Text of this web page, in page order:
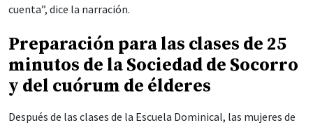
cuenta”, dice la narración.
Preparación para las clases de 25
minutos de la Sociedad de Socorro
y del cuórum de élderes
Después de las clases de la Escuela Dominical, las mujeres de